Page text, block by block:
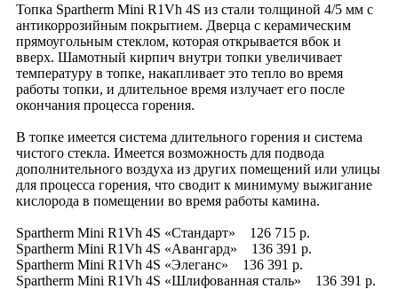
Топка Spartherm Mini R1Vh 4S из стали толщиной 4/5 мм с
антикоррозийным покрытием. Дверца с керамическим
прямоугольным стеклом, которая открывается вбок и
вверх. Шамотный кирпич внутри топки увеличивает
температуру в топке, накапливает это тепло во время
работы топки, и длительное время излучает его после
окончания процесса горения.
В топке имеется система длительного горения и система
чистого стекла. Имеется возможность для подвода
дополнительного воздуха из других помещений или улицы
для процесса горения, что сводит к минимуму выжигание
кислорода в помещении во время работы камина.
Spartherm Mini R1Vh 4S «Стандарт» 126 715 р.
Spartherm Mini R1Vh 4S «Авангард» 136 391 р.
Spartherm Mini R1Vh 4S «Элеганс» 136 391 р.
Spartherm Mini R1Vh 4S «Шлифованная сталь» 136 391 р.